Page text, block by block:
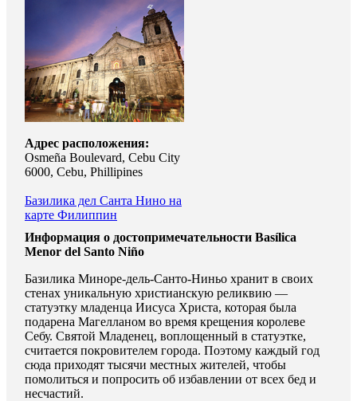
Адрес расположения:
Osmeña Boulevard, Cebu City
6000, Cebu, Phillipines
Базилика дел Санта Нино на
карте Филиппин
Информация о достопримечательности Basílica
Menor del Santo Niño
Базилика Миноре-дель-Санто-Ниньо хранит в своих
стенах уникальную христианскую реликвию —
статуэтку младенца Иисуса Христа, которая была
подарена Магелланом во время крещения королеве
Себу. Святой Младенец, воплощенный в статуэтке,
считается покровителем города. Поэтому каждый год
сюда приходят тысячи местных жителей, чтобы
помолиться и попросить об избавлении от всех бед и
несчастий.